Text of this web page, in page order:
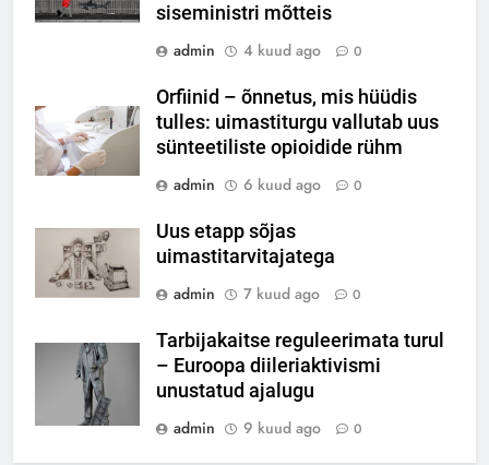
siseministri mõtteis
admin
4 kuud ago 0
Orfiinid – õnnetus, mis hüüdis
tulles: uimastiturgu vallutab uus
sünteetiliste opioidide rühm
admin
6 kuud ago 0
Uus etapp sõjas
uimastitarvitajatega
admin
7 kuud ago 0
Tarbijakaitse reguleerimata turul
– Euroopa diileriaktivismi
unustatud ajalugu
admin
9 kuud ago 0